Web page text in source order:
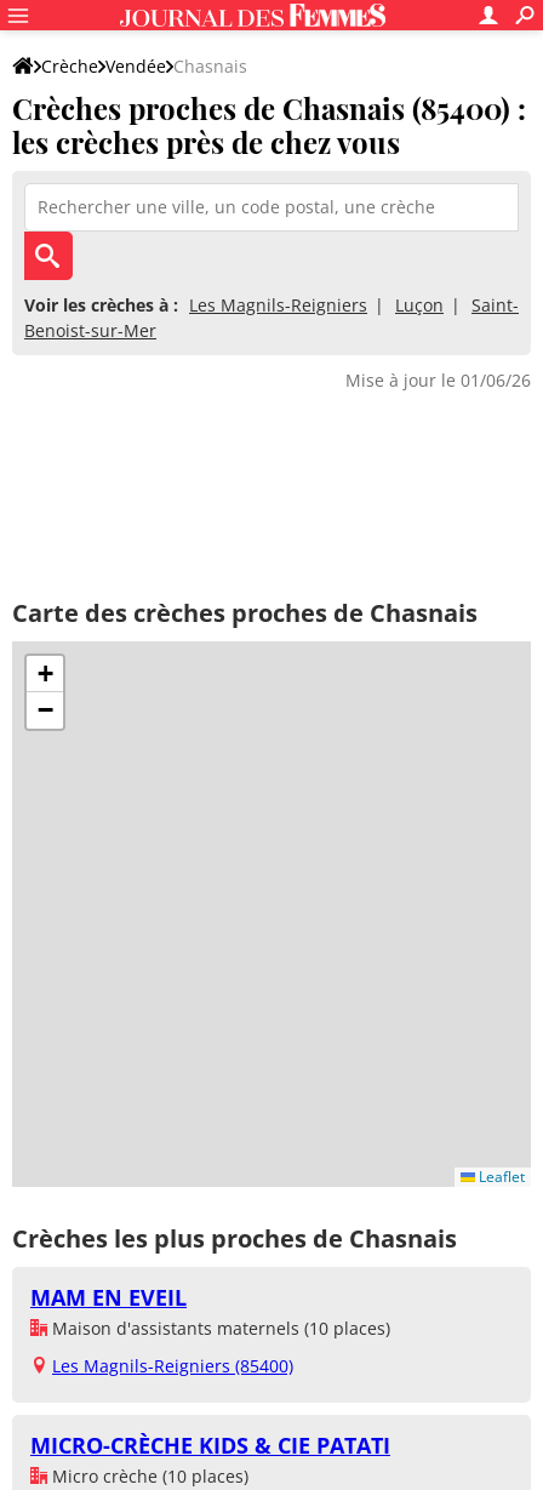
Crèche Vendée Chasnais
Crèches proches de Chasnais (85400) :
les crèches près de chez vous
Voir les crèches à : Les Magnils-Reigniers Luçon
Saint-
Benoist-sur-Mer
Mise à jour le 01/06/26
Carte des crèches proches de Chasnais
+
−
Leaflet
Crèches les plus proches de Chasnais
MAM EN EVEIL
Maison d'assistants maternels (10 places)
Les Magnils-Reigniers (85400)
MICRO-CRÈCHE KIDS & CIE PATATI
Micro crèche (10 places)